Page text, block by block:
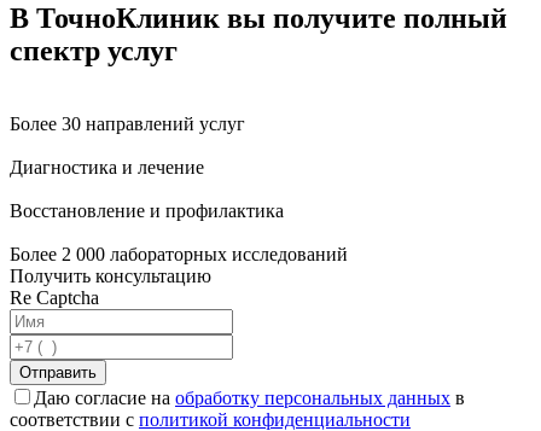
В ТочноКлиник вы получите полный
спектр услуг
Более 30 направлений услуг
Диагностика и лечение
Восстановление и профилактика
Более 2 000 лабораторных исследований
Получить консультацию
Re Captcha
Отправить
Даю согласие на обработку персональных данных в
соответствии с политикой конфиденциальности